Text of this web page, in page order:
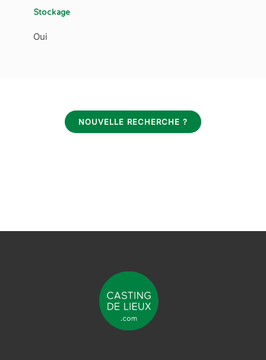
Stockage
Oui
NOUVELLE RECHERCHE ?